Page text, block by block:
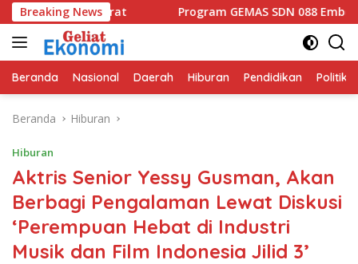
Langsung
ke
konten
Breaking News
Barat Program GEMAS SDN 088 Embong
Beranda Nasional Daerah Hiburan Pendidikan Politik
Beranda Hiburan
Hiburan
Aktris Senior Yessy Gusman, Akan
Berbagi Pengalaman Lewat Diskusi
‘Perempuan Hebat di Industri
Musik dan Film Indonesia Jilid 3’